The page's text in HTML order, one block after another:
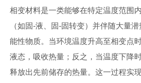
相变材料是一类能够在特定温度范围
（如固-液、固-固转变）并伴随大量
能性物质。当环境温度升高至相变点
液态，吸收热量；反之，当温度下降
释放出先前储存的热量。这一过程实